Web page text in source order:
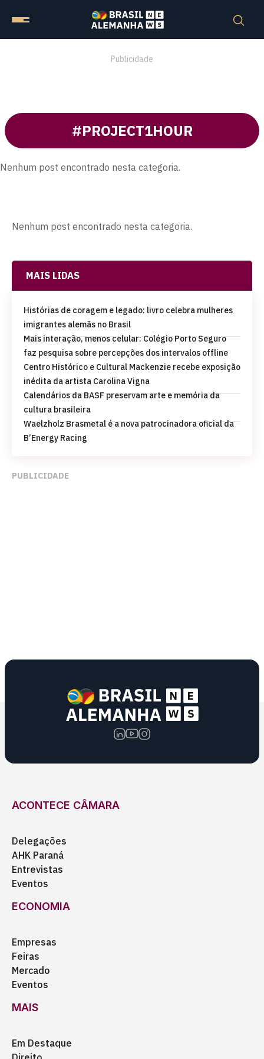
Publicidade
#PROJECT1HOUR
Nenhum post encontrado nesta categoria.
Nenhum post encontrado nesta categoria.
MAIS LIDAS
Histórias de coragem e legado: livro celebra mulheres
imigrantes alemãs no Brasil
Mais interação, menos celular: Colégio Porto Seguro
faz pesquisa sobre percepções dos intervalos offline
Centro Histórico e Cultural Mackenzie recebe exposição
inédita da artista Carolina Vigna
Calendários da BASF preservam arte e memória da
cultura brasileira
Waelzholz Brasmetal é a nova patrocinadora oficial da
B’Energy Racing
PUBLICIDADE
ACONTECE CÂMARA
Delegações
AHK Paraná
Entrevistas
Eventos
ECONOMIA
Empresas
Feiras
Mercado
Eventos
MAIS
Em Destaque